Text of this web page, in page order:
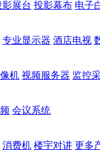
影展台 投影幕布 电子
专业显示器 酒店电视
机 视频服务器 监控
会议系统
消费机 楼宇对讲 更多